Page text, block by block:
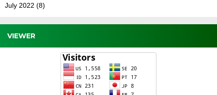
July 2022 (8)
VIEWER